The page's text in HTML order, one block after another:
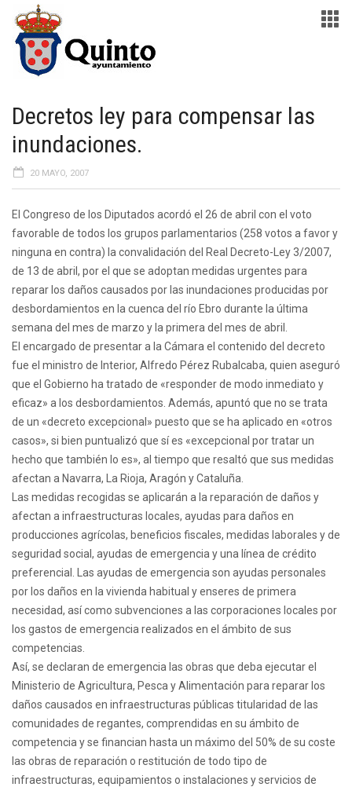
Decretos ley para compensar las
inundaciones.
20 MAYO, 2007
El Congreso de los Diputados acordó el 26 de abril con el voto
favorable de todos los grupos parlamentarios (258 votos a favor y
ninguna en contra) la convalidación del Real Decreto-Ley 3/2007,
de 13 de abril, por el que se adoptan medidas urgentes para
reparar los daños causados por las inundaciones producidas por
desbordamientos en la cuenca del río Ebro durante la última
semana del mes de marzo y la primera del mes de abril.
El encargado de presentar a la Cámara el contenido del decreto
fue el ministro de Interior, Alfredo Pérez Rubalcaba, quien aseguró
que el Gobierno ha tratado de «responder de modo inmediato y
eficaz» a los desbordamientos. Además, apuntó que no se trata
de un «decreto excepcional» puesto que se ha aplicado en «otros
casos», si bien puntualizó que sí es «excepcional por tratar un
hecho que también lo es», al tiempo que resaltó que sus medidas
afectan a Navarra, La Rioja, Aragón y Cataluña.
Las medidas recogidas se aplicarán a la reparación de daños y
afectan a infraestructuras locales, ayudas para daños en
producciones agrícolas, beneficios fiscales, medidas laborales y de
seguridad social, ayudas de emergencia y una línea de crédito
preferencial. Las ayudas de emergencia son ayudas personales
por los daños en la vivienda habitual y enseres de primera
necesidad, así como subvenciones a las corporaciones locales por
los gastos de emergencia realizados en el ámbito de sus
competencias.
Así, se declaran de emergencia las obras que deba ejecutar el
Ministerio de Agricultura, Pesca y Alimentación para reparar los
daños causados en infraestructuras públicas titularidad de las
comunidades de regantes, comprendidas en su ámbito de
competencia y se financian hasta un máximo del 50% de su coste
las obras de reparación o restitución de todo tipo de
infraestructuras, equipamientos o instalaciones y servicios de